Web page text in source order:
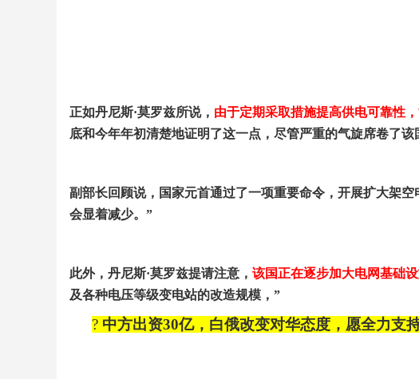
正如丹尼斯·莫罗兹所说， 由于定期采取措施提高供电可靠性
底和今年年初清楚地证明了这一点，尽管严重的气旋席卷了
副部长回顾说，国家元首通过了一项重要命令，开展扩大架空
会显着减少。 ”
此外，丹尼斯·莫罗兹提请注意， 该国正在逐步加大电网基础
及各种电压等级变电站的改造规模， ”
? 中方出资30亿，白俄改变对华态度，愿全力支